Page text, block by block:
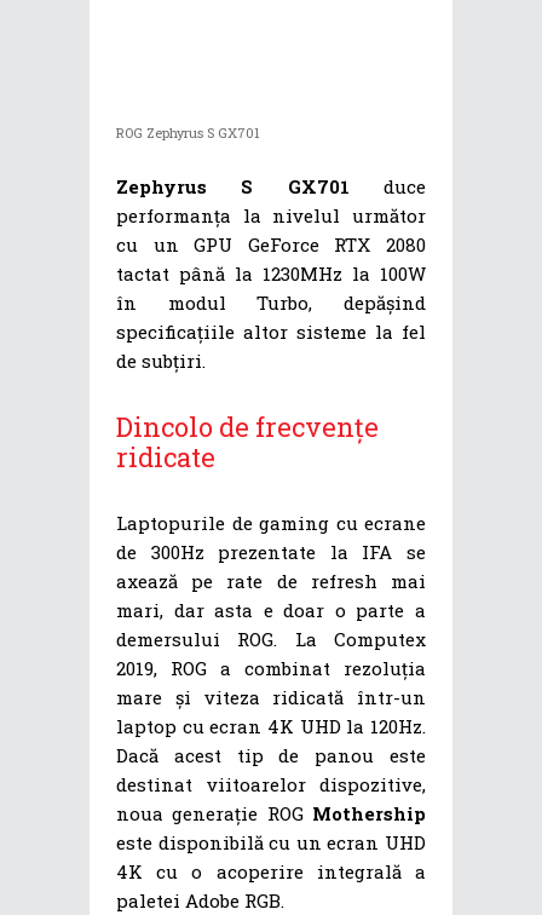
ROG Zephyrus S GX701
Zephyrus S GX701 duce
performanța la nivelul următor
cu un GPU GeForce RTX 2080
tactat până la 1230MHz la 100W
în modul Turbo, depășind
specificațiile altor sisteme la fel
de subțiri.
Dincolo de frecvențe
ridicate
Laptopurile de gaming cu ecrane
de 300Hz prezentate la IFA se
axează pe rate de refresh mai
mari, dar asta e doar o parte a
demersului ROG. La Computex
2019, ROG a combinat rezoluția
mare și viteza ridicată într-un
laptop cu ecran 4K UHD la 120Hz.
Dacă acest tip de panou este
destinat viitoarelor dispozitive,
noua generație ROG Mothership
este disponibilă cu un ecran UHD
4K cu o acoperire integrală a
paletei Adobe RGB.